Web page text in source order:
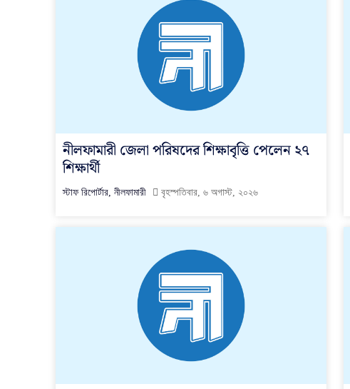
নীলফামারী জেলা পরিষদের শিক্ষাবৃত্তি পেলেন ২৭
শিক্ষার্থী
স্টাফ রিপোর্টার, নীলফামারী বৃহস্পতিবার, ৬ অগাস্ট, ২০২৬